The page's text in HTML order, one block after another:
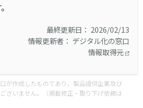
最終更新日： 2026/02/13
情報更新者： デジタル化の窓口
情報取得元
が作成したものであり、製品提供企業及び
ざいません。（掲載修正・取り下げ依頼は